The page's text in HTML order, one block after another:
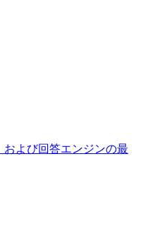
および回答エンジンの最